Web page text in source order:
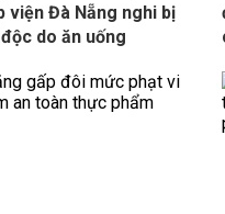
viện Đà Nẵng nghi bị
do ăn uống